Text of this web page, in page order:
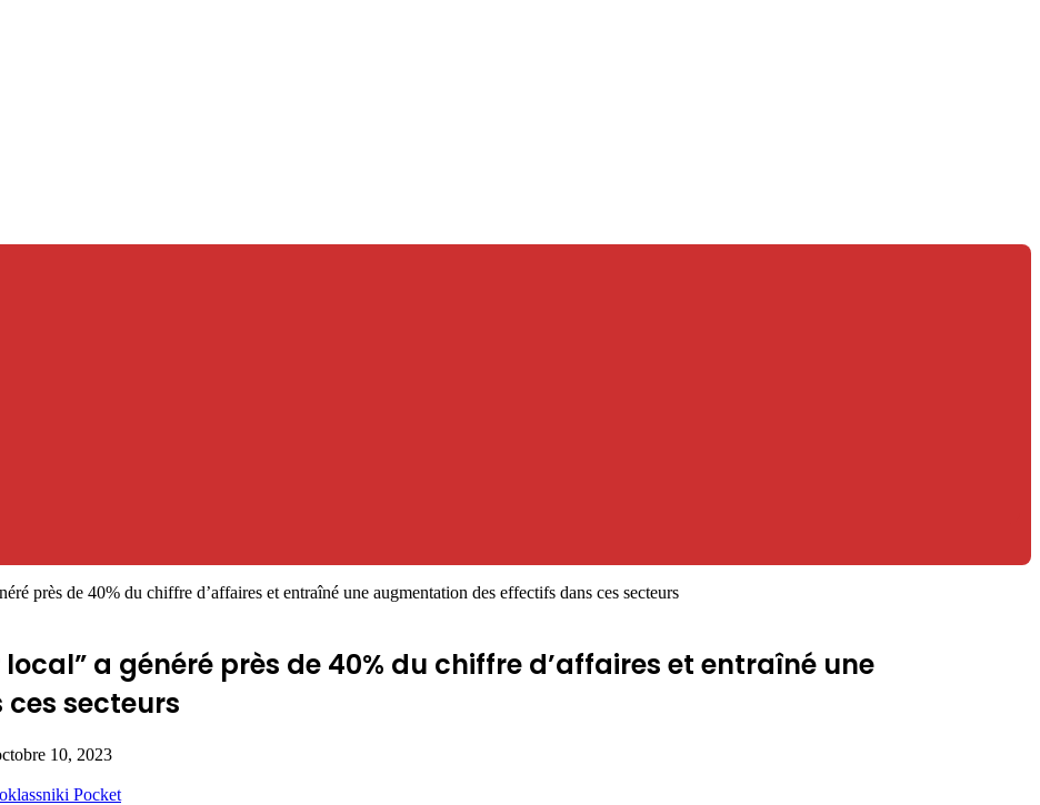
près de 40% du chiffre d’affaires et entraîné une augmentation des effectifs dans ces secteurs
a généré près de 40% du chiffre d’affaires et entraîné une
secteurs
10, 2023
Pocket